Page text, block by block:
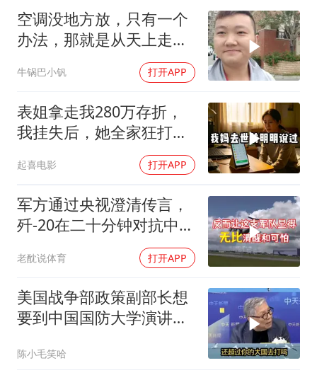
构建更高水平的全民健身公共服务体系
空调没地方放，只有一个
办法，那就是从天上走，
牛锅巴小钒 打开APP
表姐拿走我280万存折，
我挂失后，她全家狂打
起喜电影 打开APP
军方通过央视澄清传言，
歼-20在二十分钟对抗中被
老酖说体育 打开APP
美国战争部政策副部长想
要到中国国防大学演讲？
陈小毛笑哈